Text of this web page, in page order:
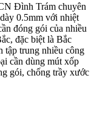
Đình Trám chuyên
0.5mm với nhiệt
đóng gói của nhiều
đặc biệt là Bắc
tập trung nhiều công
cần dùng mút xốp
gói, chống trầy xước